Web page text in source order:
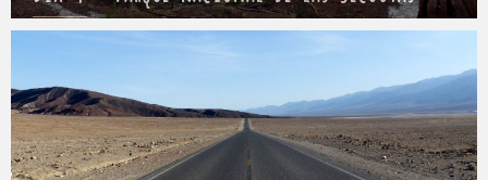
Mathieu 13 abril 2017